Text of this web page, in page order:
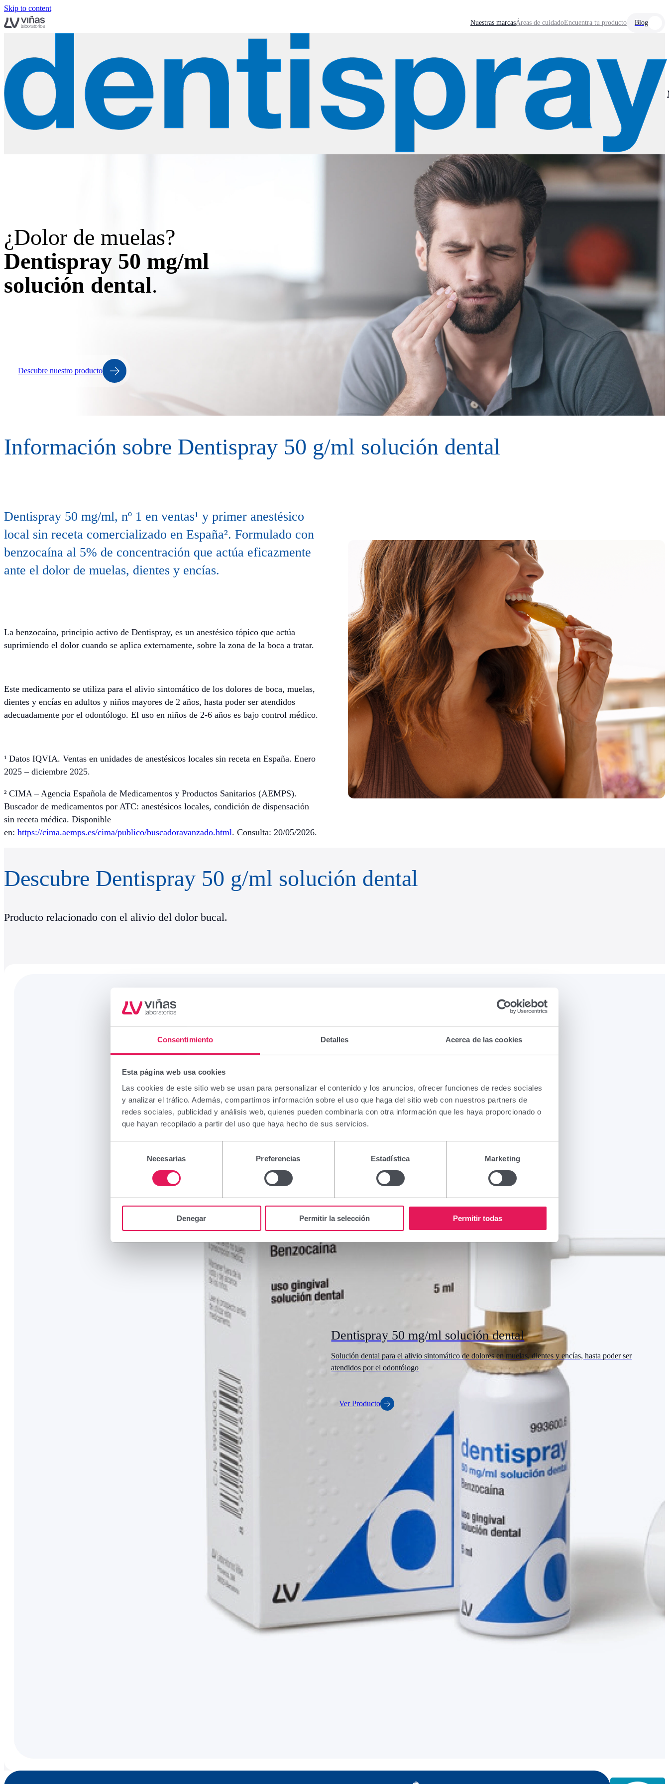
Consentimiento Detalles Acerca de las cookies
Esta página web usa cookies
Las cookies de este sitio web se usan para personalizar el contenido y los anuncios, ofrecer funciones de redes sociales
y analizar el tráfico. Además, compartimos información sobre el uso que haga del sitio web con nuestros partners de
redes sociales, publicidad y análisis web, quienes pueden combinarla con otra información que les haya proporcionado o
que hayan recopilado a partir del uso que haya hecho de sus servicios.
consentimiento
Necesarias Preferencias Estadística Marketing
Denegar Permitir la selección Permitir todas
Skip to content
Nuestras marcasÁreas de cuidadoEncuentra tu producto Blog
¿Dolor de muelas?
Dentispray 50 mg/ml
solución dental.
Descubre nuestro producto
Información sobre Dentispray 50 g/ml solución dental
Dentispray 50 mg/ml, nº 1 en ventas¹ y primer anestésico
local sin receta comercializado en España². Formulado con
benzocaína al 5% de concentración que actúa eficazmente
ante el dolor de muelas, dientes y encías.
La benzocaína, principio activo de Dentispray, es un anestésico tópico que actúa
suprimiendo el dolor cuando se aplica externamente, sobre la zona de la boca a tratar.
Este medicamento se utiliza para el alivio sintomático de los dolores de boca, muelas,
dientes y encías en adultos y niños mayores de 2 años, hasta poder ser atendidos
adecuadamente por el odontólogo. El uso en niños de 2-6 años es bajo control médico.
¹ Datos IQVIA. Ventas en unidades de anestésicos locales sin receta en España. Enero
2025 – diciembre 2025.
² CIMA – Agencia Española de Medicamentos y Productos Sanitarios (AEMPS).
Buscador de medicamentos por ATC: anestésicos locales, condición de dispensación
sin receta médica. Disponible
en: https://cima.aemps.es/cima/publico/buscadoravanzado.html. Consulta: 20/05/2026.
Descubre Dentispray 50 g/ml solución dental
Producto relacionado con el alivio del dolor bucal.
Dentispray 50 mg/ml solución dental
Solución dental para el alivio sintomático de dolores en muelas, dientes y encías, hasta poder ser
atendidos por el odontólogo
Ver Producto